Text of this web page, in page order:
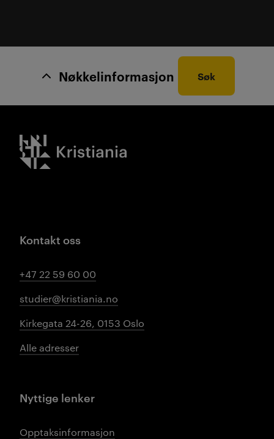
Nøkkelinformasjon Søk
Kristiania logo
Kontakt oss
+47 22 59 60 00
studier@kristiania.no
Kirkegata 24-26, 0153 Oslo
Alle adresser
Nyttige lenker
Opptaksinformasjon